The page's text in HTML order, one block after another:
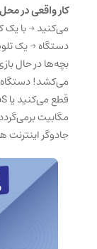
کار واقعی در
می‌کشد!
مگابیت
جادوگر